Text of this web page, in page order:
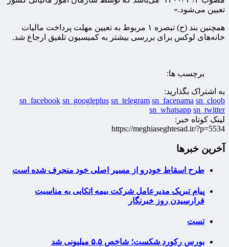
تعیین می‌شود.»
همچنین بند (ح) تبصره ۱ مربوط به تعیین مهلت پرداخت مالیات
خانه‌های لوکس برای بررسی بیشتر به کمیسیون تلفیق ارجاع شد.
برچسب ها:
به اشتراک بگذارید:
sn_facebook sn_googleplus sn_telegram sn_facenama sn_cloob
sn_whatsapp sn_twitter
لینک کوتاه خبر:
https://meghiaseghtesad.ir/?p=5534
آخرین خبرها
طرح اسقاط خودرو از مسیر اصلی خود منحرف شده است
پیام تبریک مدیرعامل شرکت بیمه اتکایی به مناسبت
فرارسیدن روز خبرنگار
تست
بورس رکورد شکست؛ شاخص ۵.۵ میلیونی شد